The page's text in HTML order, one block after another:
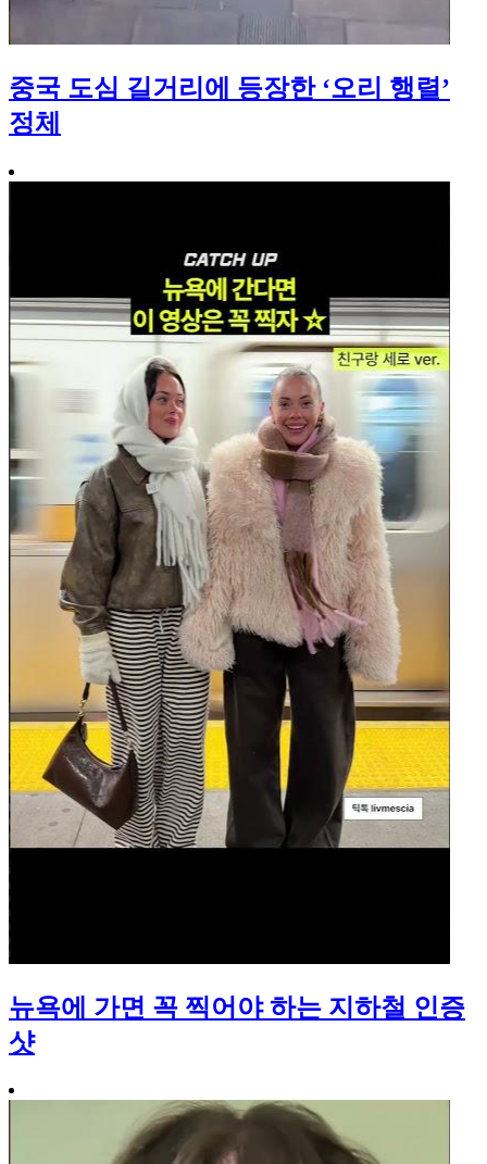
중국 도심 길거리에 등장한 ‘오리 행렬’
정체
뉴욕에 가면 꼭 찍어야 하는 지하철 인증
샷